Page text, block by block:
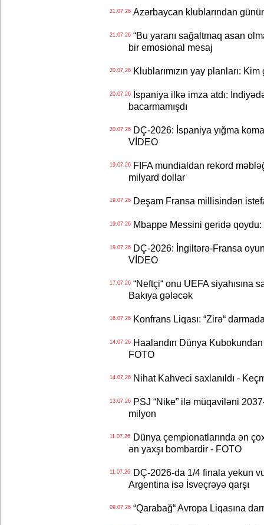
21.07.26Azərbaycan klublarından
21.07.26“Bu yaranı sağaltmaq asan
bir emosional mesaj
20.07.26Klublarımızın yay planları:
20.07.26İspaniya ilkə imza atdı:
bacarmamışdı
20.07.26DÇ-2026: İspaniya yığma
VİDEO
19.07.26FIFA mundialdan rekord
milyard dollar
19.07.26Deşam Fransa millisindən
19.07.26Mbappe Messini geridə qoydu:
19.07.26DÇ-2026: İngiltərə-Fransa
VİDEO
17.07.26“Neftçi“ onu UEFA siyahısına
Bakıya gələcək
16.07.26Konfrans Liqası: “Zirə“
14.07.26Haalandın Dünya Kubokundan
FOTO
14.07.26Nihat Kahveci saxlanıldı -
13.07.26PSJ “Nike” ilə müqaviləni
milyon
11.07.26Dünya çempionatlarında ən
ən yaxşı bombardir - FOTO
11.07.26DÇ-2026-da 1/4 finala yekun
Argentina isə İsveçrəyə qarşı
09.07.26“Qarabağ“ Avropa Liqasına